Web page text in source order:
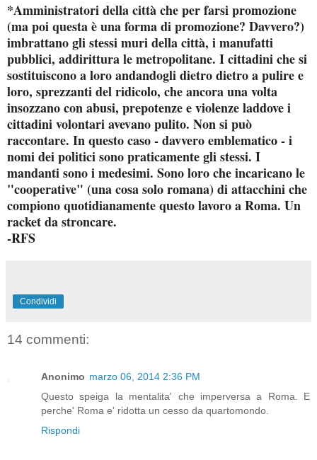
*Amministratori della città che per farsi promozione
(ma poi questa è una forma di promozione? Davvero?)
imbrattano gli stessi muri della città, i manufatti
pubblici, addirittura le metropolitane. I cittadini che si
sostituiscono a loro andandogli dietro dietro a pulire e
loro, sprezzanti del ridicolo, che ancora una volta
insozzano con abusi, prepotenze e violenze laddove i
cittadini volontari avevano pulito. Non si può
raccontare. In questo caso - davvero emblematico - i
nomi dei politici sono praticamente gli stessi. I
mandanti sono i medesimi. Sono loro che incaricano le
"cooperative" (una cosa solo romana) di attacchini che
compiono quotidianamente questo lavoro a Roma. Un
racket da stroncare.
-RFS
Condividi
14 commenti:
Anonimo marzo 06, 2014 2:36 PM
Questo speiga la mentalita' che imperversa a Roma. E
perche' Roma e' ridotta un cesso da quartomondo.
Rispondi